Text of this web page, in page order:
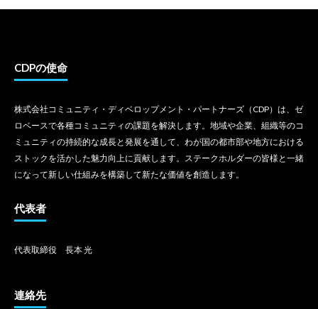
CDPの使命
株式会社コミュニティ・ディベロップメント・パートナーズ（CDP）は、ゼ
ロベースで各種コミュニティの課題を解決します。地域や企業、組織等のコ
ミュニティの持続的な成長と発展を通して、わが国の都市部や地方における
ストックを活かした魅力向上に貢献します。ステークホルダーの皆様と一緒
になって新しい仕組みを構築して新たな価値を創造します。
代表者
代表取締役 長本 光
連絡先